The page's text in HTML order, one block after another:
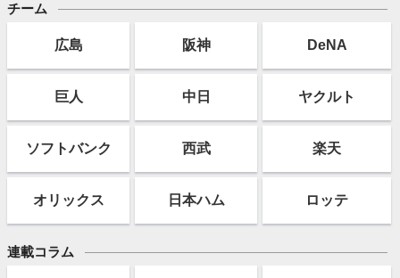
チーム
広島 阪神 DeNA
巨人 中日 ヤクルト
ソフトバンク 西武 楽天
オリックス 日本ハム ロッテ
連載コラム